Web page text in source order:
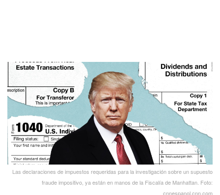
Las declaraciones de impuestos requeridas para la investigación sobre un supuesto
fraude impositivo, ya están en manos de la Fiscalía de Manhattan. Foto:
cnnespanol.cnn.com